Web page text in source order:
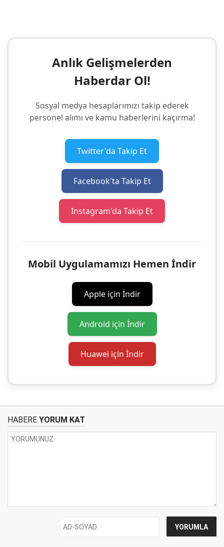
Anlık Gelişmelerden
Haberdar Ol!
Sosyal medya hesaplarımızı takip ederek
personel alımı ve kamu haberlerini kaçırma!
Twitter'da Takip Et
Facebook'ta Takip Et
Instagram'da Takip Et
Mobil Uygulamamızı Hemen İndir
Apple için İndir
Android için İndir
Huawei için İndir
HABERE YORUM KAT